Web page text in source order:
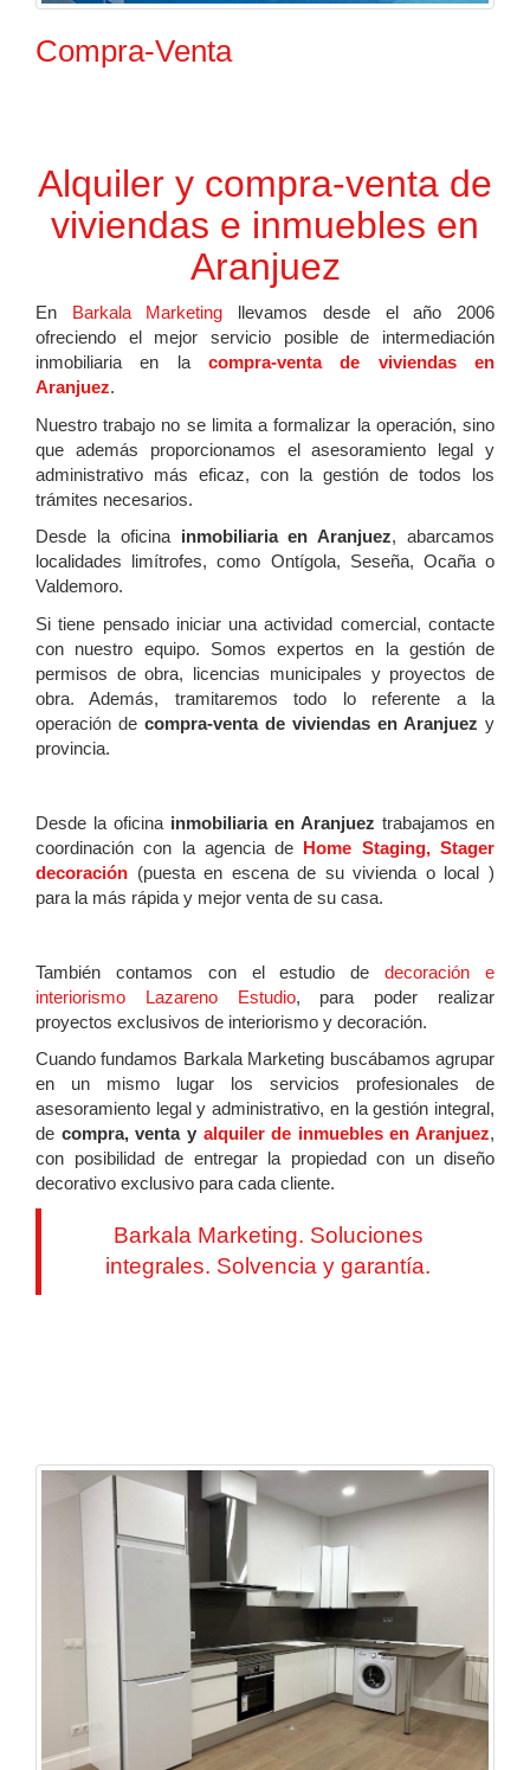
Compra-Venta
Alquiler y compra-venta de
viviendas e inmuebles en
Aranjuez
En Barkala Marketing llevamos desde el año 2006
ofreciendo el mejor servicio posible de intermediación
inmobiliaria en la compra-venta de viviendas en
Aranjuez.
Nuestro trabajo no se limita a formalizar la operación, sino
que además proporcionamos el asesoramiento legal y
administrativo más eficaz, con la gestión de todos los
trámites necesarios.
Desde la oficina inmobiliaria en Aranjuez, abarcamos
localidades limítrofes, como Ontígola, Seseña, Ocaña o
Valdemoro.
Si tiene pensado iniciar una actividad comercial, contacte
con nuestro equipo. Somos expertos en la gestión de
permisos de obra, licencias municipales y proyectos de
obra. Además, tramitaremos todo lo referente a la
operación de compra-venta de viviendas en Aranjuez y
provincia.
Desde la oficina inmobiliaria en Aranjuez trabajamos en
coordinación con la agencia de Home Staging, Stager
decoración (puesta en escena de su vivienda o local )
para la más rápida y mejor venta de su casa.
También contamos con el estudio dedecoración e
interiorismo Lazareno Estudio, para poder realizar
proyectos exclusivos de interiorismo y decoración.
Cuando fundamos Barkala Marketing buscábamos agrupar
en un mismo lugar los servicios profesionales de
asesoramiento legal y administrativo, en la gestión integral,
de compra, venta y alquiler de inmuebles en Aranjuez,
con posibilidad de entregar la propiedad con un diseño
decorativo exclusivo para cada cliente.
Barkala Marketing. Soluciones
integrales. Solvencia y garantía.